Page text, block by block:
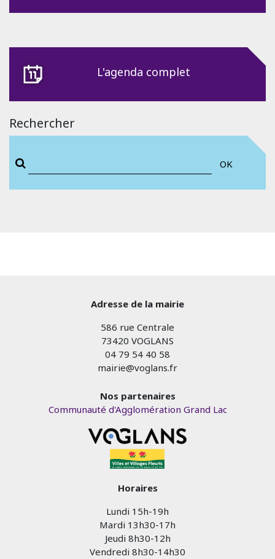
L'agenda complet
Rechercher
OK
Adresse de la mairie
586 rue Centrale
73420 VOGLANS
04 79 54 40 58
mairie@voglans.fr
Nos partenaires
Communauté d'Agglomération Grand Lac
Horaires
Lundi 15h-19h
Mardi 13h30-17h
Jeudi 8h30-12h
Vendredi 8h30-14h30